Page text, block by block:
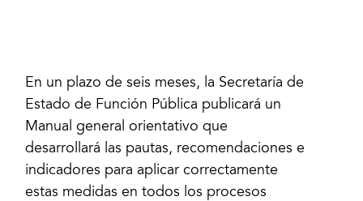
En un plazo de seis meses, la Secretaría de
Estado de Función Pública publicará un
Manual general orientativo que
desarrollará las pautas, recomendaciones e
indicadores para aplicar correctamente
estas medidas en todos los procesos